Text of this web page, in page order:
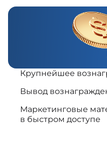
Крупнейшее
Вывод
Маркетинговые
в быстром доступе